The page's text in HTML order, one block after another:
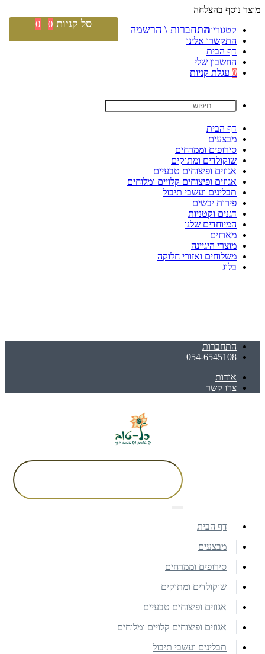
מוצר נוסף בהצלחה
קטגוריות
התקשרו אלינו
דף הבית
החשבון שלי
0 עגלת קניות
דף הבית
מבצעים
סירופים וממרחים
שוקולדים ומתוקים
אגוזים ופיצוחים טבעיים
אגוזים ופיצוחים קלויים ומלוחים
תבלינים ועשבי תיבול
פירות יבשים
דגנים וקטניות
המיוחדים שלנו
מארזים
מוצרי היגיינה
משלוחים ואזורי חלוקה
בלוג
התחברות
054-6545108
אודות
צרו קשר
התחברות \ הרשמה סל קניות 0
0
דף הבית
מבצעים
סירופים וממרחים
שוקולדים ומתוקים
אגוזים ופיצוחים טבעיים
אגוזים ופיצוחים קלויים ומלוחים
תבלינים ועשבי תיבול